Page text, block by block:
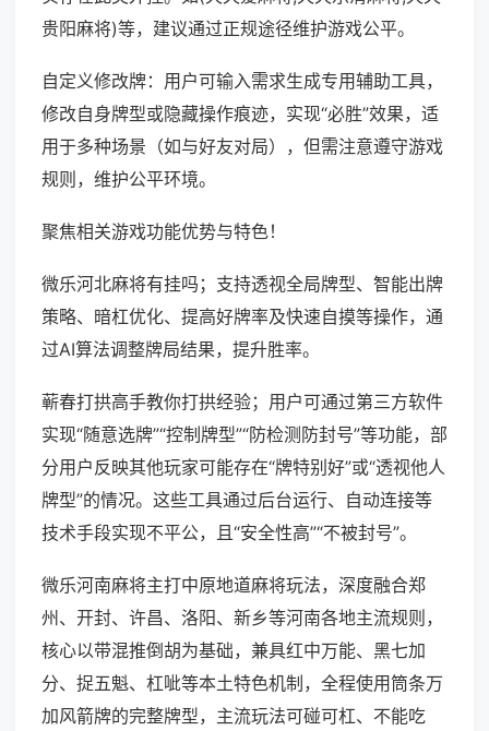
贵阳麻将)等，建议通过正规途径维护游戏公平。
自定义修改牌：用户可输入需求生成专用辅助工具，
修改自身牌型或隐藏操作痕迹，实现“必胜”效果，适
用于多种场景（如与好友对局），但需注意遵守游戏
规则，维护公平环境。
聚焦相关游戏功能优势与特色！
微乐河北麻将有挂吗；支持透视全局牌型、智能出牌
策略、暗杠优化、提高好牌率及快速自摸等操作，通
过AI算法调整牌局结果，提升胜率。
蕲春打拱高手教你打拱经验；用户可通过第三方软件
实现“随意选牌”“控制牌型”“防检测防封号”等功能，部
分用户反映其他玩家可能存在“牌特别好”或“透视他人
牌型”的情况。这些工具通过后台运行、自动连接等
技术手段实现不平公，且“安全性高”“不被封号”。
微乐河南麻将主打中原地道麻将玩法，深度融合郑
州、开封、许昌、洛阳、新乡等河南各地主流规则，
核心以带混推倒胡为基础，兼具红中万能、黑七加
分、捉五魁、杠呲等本土特色机制，全程使用筒条万
加风箭牌的完整牌型，主流玩法可碰可杠、不能吃